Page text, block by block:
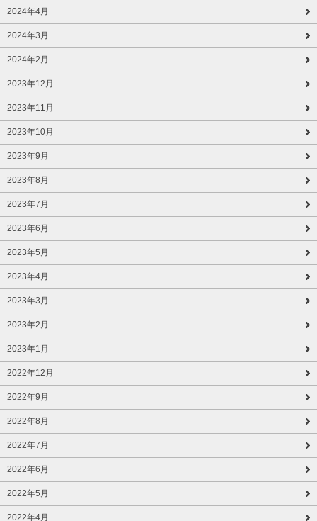
2024年4月
2024年3月
2024年2月
2023年12月
2023年11月
2023年10月
2023年9月
2023年8月
2023年7月
2023年6月
2023年5月
2023年4月
2023年3月
2023年2月
2023年1月
2022年12月
2022年9月
2022年8月
2022年7月
2022年6月
2022年5月
2022年4月